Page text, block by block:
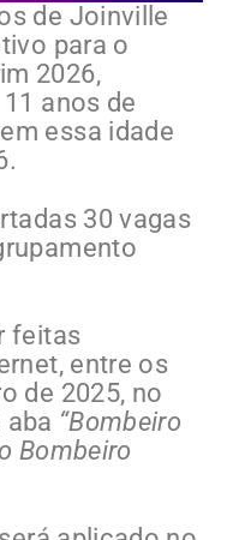
de Joinville
para o
2026,
anos de
essa idade
30 vagas
feitas
entre os
de 2025, no
aba “Bombeiro
Bombeiro